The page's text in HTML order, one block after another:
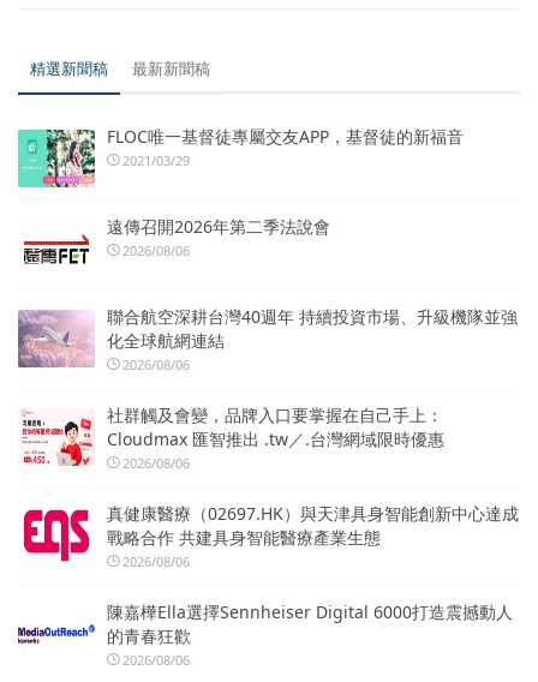
精選新聞稿 最新新聞稿
FLOC唯一基督徒專屬交友APP，基督徒的新福音
2021/03/29
遠傳召開2026年第二季法說會
2026/08/06
聯合航空深耕台灣40週年 持續投資市場、升級機隊並強
化全球航網連結
2026/08/06
社群觸及會變，品牌入口要掌握在自己手上：
Cloudmax 匯智推出 .tw／.台灣網域限時優惠
2026/08/06
真健康醫療（02697.HK）與天津具身智能創新中心達成
戰略合作 共建具身智能醫療產業生態
2026/08/06
陳嘉樺Ella選擇Sennheiser Digital 6000打造震撼動人
的青春狂歡
2026/08/06